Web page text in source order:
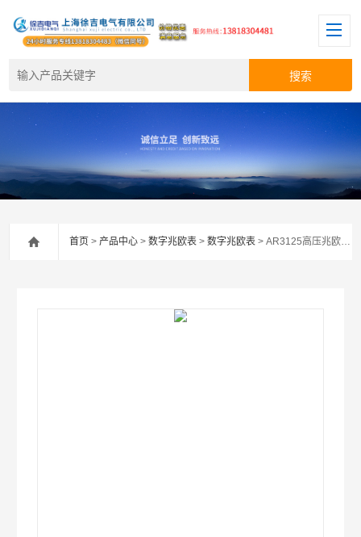
首页 >产品中心 >数字兆欧表 >数字兆欧表 > AR3125高压兆欧表*